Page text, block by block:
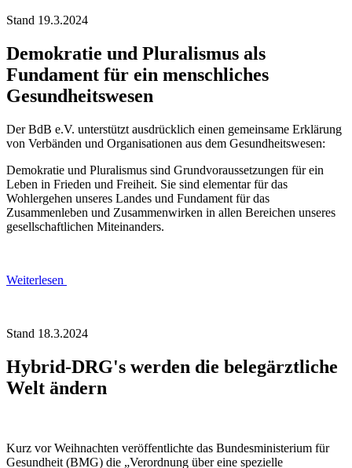
Stand 19.3.2024
Demokratie und Pluralismus als
Fundament für ein menschliches
Gesundheitswesen
Der BdB e.V. unterstützt ausdrücklich einen gemeinsame Erklärung
von Verbänden und Organisationen aus dem Gesundheitswesen:
Demokratie und Pluralismus sind Grundvoraussetzungen für ein
Leben in Frieden und Freiheit. Sie sind elementar für das
Wohlergehen unseres Landes und Fundament für das
Zusammenleben und Zusammenwirken in allen Bereichen unseres
gesellschaftlichen Miteinanders.
Weiterlesen
Stand 18.3.2024
Hybrid-DRG's werden die belegärztliche
Welt ändern
Kurz vor Weihnachten veröffentlichte das Bundesministerium für
Gesundheit (BMG) die „Verordnung über eine spezielle